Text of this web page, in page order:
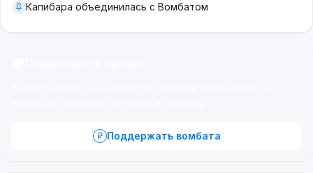
Капибара объединилась с Вомбатом
Поддержать вомбата